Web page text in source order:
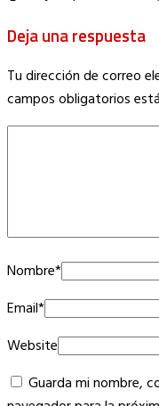
Deja una respuesta
Tu dirección de correo
campos obligatorios
Nombre*
Email*
Website
Guarda mi nombre,